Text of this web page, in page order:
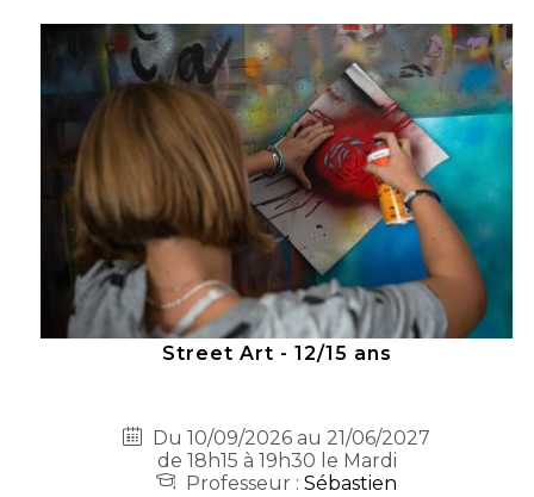
Street Art - 12/15 ans
Du 10/09/2026 au 21/06/2027
de 18h15 à 19h30 le Mardi
Professeur :Sébastien